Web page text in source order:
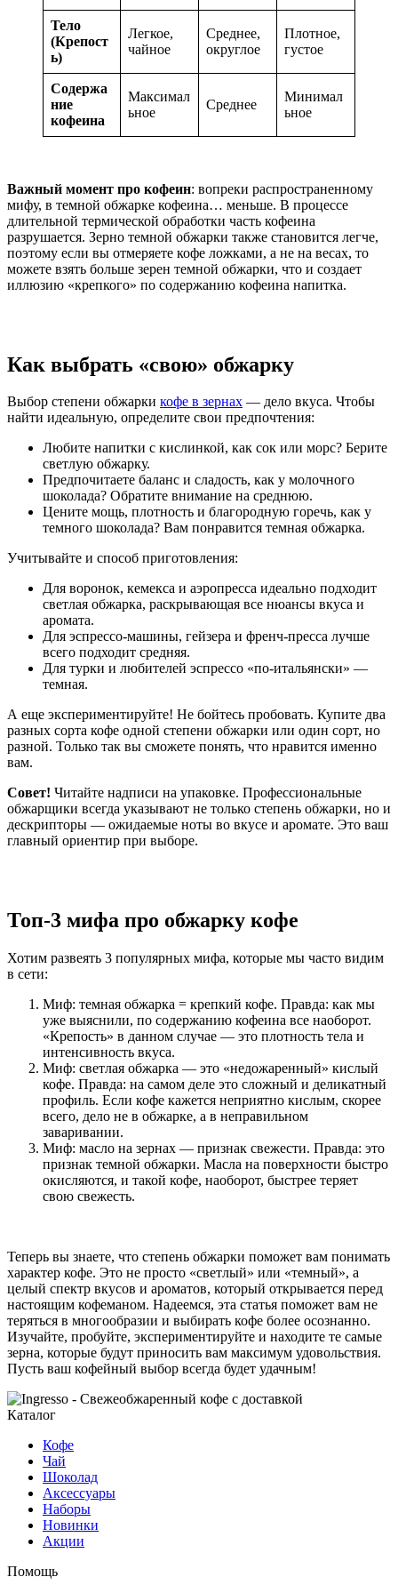
Тело
(Крепост
ь)
Легкое,
чайное
Среднее,
округлое
Плотное,
густое
Содержа
ние
кофеина
Максимал
ьное
Среднее
Минимал
ьное
Важный момент про кофеин: вопреки распространенному
мифу, в темной обжарке кофеина… меньше. В процессе
длительной термической обработки часть кофеина
разрушается. Зерно темной обжарки также становится легче,
поэтому если вы отмеряете кофе ложками, а не на весах, то
можете взять больше зерен темной обжарки, что и создает
иллюзию «крепкого» по содержанию кофеина напитка.
Как выбрать «свою» обжарку
Выбор степени обжарки кофе в зернах — дело вкуса. Чтобы
найти идеальную, определите свои предпочтения:
Любите напитки с кислинкой, как сок или морс? Берите
светлую обжарку.
Предпочитаете баланс и сладость, как у молочного
шоколада? Обратите внимание на среднюю.
Цените мощь, плотность и благородную горечь, как у
темного шоколада? Вам понравится темная обжарка.
Учитывайте и способ приготовления:
Для воронок, кемекса и аэропресса идеально подходит
светлая обжарка, раскрывающая все нюансы вкуса и
аромата.
Для эспрессо-машины, гейзера и френч-пресса лучше
всего подходит средняя.
Для турки и любителей эспрессо «по-итальянски» —
темная.
А еще экспериментируйте! Не бойтесь пробовать. Купите два
разных сорта кофе одной степени обжарки или один сорт, но
разной. Только так вы сможете понять, что нравится именно
вам.
Совет! Читайте надписи на упаковке. Профессиональные
обжарщики всегда указывают не только степень обжарки, но и
дескрипторы — ожидаемые ноты во вкусе и аромате. Это ваш
главный ориентир при выборе.
Топ-3 мифа про обжарку кофе
Хотим развеять 3 популярных мифа, которые мы часто видим
в сети:
Миф: темная обжарка = крепкий кофе. Правда: как мы
уже выяснили, по содержанию кофеина все наоборот.
«Крепость» в данном случае — это плотность тела и
интенсивность вкуса.
Миф: светлая обжарка — это «недожаренный» кислый
кофе. Правда: на самом деле это сложный и деликатный
профиль. Если кофе кажется неприятно кислым, скорее
всего, дело не в обжарке, а в неправильном
заваривании.
Миф: масло на зернах — признак свежести. Правда: это
признак темной обжарки. Масла на поверхности быстро
окисляются, и такой кофе, наоборот, быстрее теряет
свою свежесть.
Теперь вы знаете, что степень обжарки поможет вам понимать
характер кофе. Это не просто «светлый» или «темный», а
целый спектр вкусов и ароматов, который открывается перед
настоящим кофеманом. Надеемся, эта статья поможет вам не
теряться в многообразии и выбирать кофе более осознанно.
Изучайте, пробуйте, экспериментируйте и находите те самые
зерна, которые будут приносить вам максимум удовольствия.
Пусть ваш кофейный выбор всегда будет удачным!
Каталог
Кофе
Чай
Шоколад
Аксессуары
Наборы
Новинки
Акции
Помощь